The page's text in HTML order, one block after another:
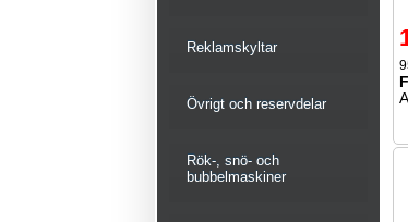
Reklamskyltar
Övrigt och reservdelar
Rök-, snö- och
bubbelmaskiner